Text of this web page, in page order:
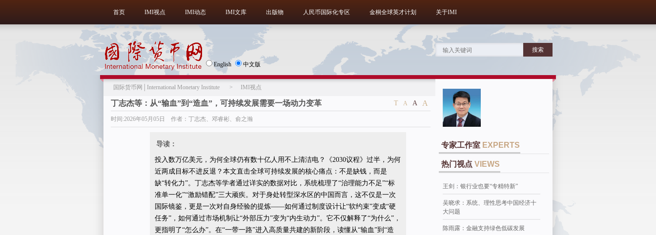
首页 IMI视点 IMI动态 IMI文库 出版物 人民币国际化专区 金桐全球英才计划 关于IMI
English 中文版
国际货币网│International Monetary Institute > IMI视点
A
A
A
T
丁志杰等：从“输血”到“造血”，可持续发展需要一场动力变革
时间:2026年05月05日 作者：丁志杰、邓睿彬、俞之瀚
导读：
投入数万亿美元，为何全球仍有数十亿人用不上清洁电？《2030议程》过半，为何
近两成目标不进反退？本文直击全球可持续发展的核心痛点：不是缺钱，而是
缺“转化力”。丁志杰等学者通过详实的数据对比，系统梳理了“治理能力不足”“标
准单一化”“激励错配”三大顽疾。对于身处转型深水区的中国而言，这不仅是一次
国际镜鉴，更是一次对自身经验的提炼——如何通过制度设计让“软约束”变成“硬
任务”，如何通过市场机制让“外部压力”变为“内生动力”。它不仅解释了“为什么”，
更指明了“怎么办”。在“一带一路”进入高质量共建的新阶段，读懂从“输血”到“造
专家工作室 EXPERTS
热门视点 VIEWS
王剑：银行业也要“专精特新”
吴晓求：系统、理性思考中国经济十
大问题
陈雨露：金融支持绿色低碳发展